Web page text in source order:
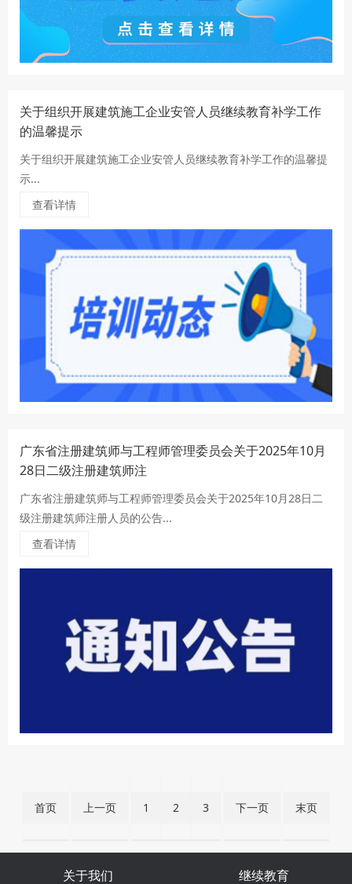
关于组织开展建筑施工企业安管人员继续教育补学工作
的温馨提示
关于组织开展建筑施工企业安管人员继续教育补学工作的温馨提
示...
查看详情
广东省注册建筑师与工程师管理委员会关于2025年10月
28日二级注册建筑师注
广东省注册建筑师与工程师管理委员会关于2025年10月28日二
级注册建筑师注册人员的公告...
查看详情
首页 上一页 1 2 3 下一页 末页
关于我们 继续教育